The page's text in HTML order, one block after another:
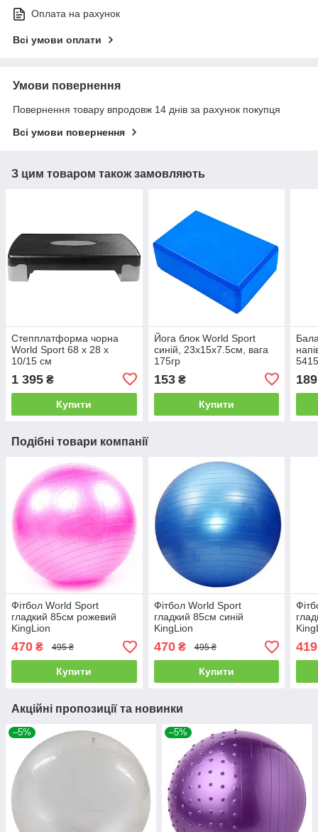
Оплата на рахунок
Всі умови оплати
Умови повернення
Повернення товару впродовж 14 днів за рахунок покупця
Всі умови повернення
З цим товаром також замовляють
Степплатформа чорна
World Sport 68 х 28 х
10/15 см
1 395 ₴
Купити
Йога блок World Sport
синій, 23х15х7.5см, вага
175гр
153₴
Купити
189
Подібні товари компанії
Фітбол World Sport
гладкий 85см рожевий
KingLion
470 ₴ 495 ₴
Купити
Фітбол World Sport
гладкий 85см синій
KingLion
470₴ 495 ₴
Купити
419
Акційні пропозиції та новинки
–5% –5%